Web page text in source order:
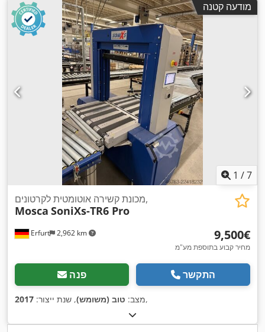
מודעה קטנה
1 /7
Erfurt 2,962 km
מכונת קשירה אוטומטית לקרטונים,
Mosca SoniXs-TR6 Pro
‏9,500 ‏€
מחיר קבוע בתוספת מע"מ
פנה התקשר
מצב: טוב (משומש), שנת ייצור: 2017 ,